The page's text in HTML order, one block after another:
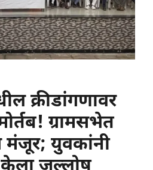
क्रीडांगणावर
ग्रामसभेत
युवकांनी